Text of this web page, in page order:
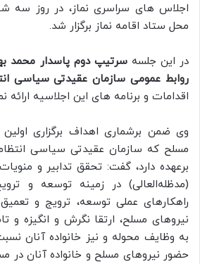
اجلاس های سراسری نماز، در روز سه
محل ستاد اقامه نماز برگزار شد.
در این جلسهسرتیپ دوم پاسدار محمد
روابط عمومی سازمان عقیدتی سیاسی
اقدامات و برنامه های این اجلاسیه ارائه
وی ضمن برشماری اهداف برگزاری اولین
مسلح که سازمان عقیدتی سیاسی
برعهده دارد، گفت: تحقق تدابیر و
(مدظله‌العالی) در زمینه توسعه و
راهکارهای عملی توسعه، ترویج و
نیروهای مسلح، ارتقا نگرش و انگیزه و
به وظایف محوله و نیز خانواده آنان
حضور نیروهای مسلح و خانواده آنان در